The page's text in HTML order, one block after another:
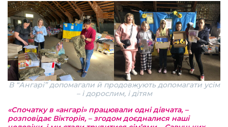
В “Ангарі” допомагали й продовжують допомагати усім
– і дорослим, і дітям
«Спочатку в «ангарі» працювали одні дівчата, –
розповідає Вікторія, – згодом доєдналися наші